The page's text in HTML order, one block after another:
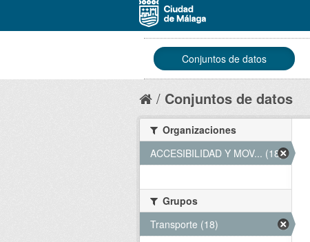
Conjuntos de datos
Conjuntos de datos
Organizaciones
ACCESIBILIDAD Y MOV... (18)
Grupos
Transporte (18)